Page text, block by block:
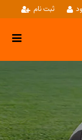
ثبت نام